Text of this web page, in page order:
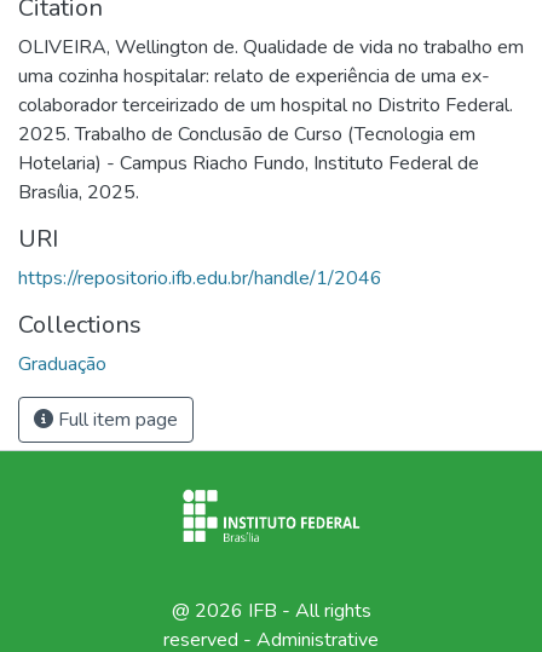
Citation
OLIVEIRA, Wellington de. Qualidade de vida no trabalho em
uma cozinha hospitalar: relato de experiência de uma ex-
colaborador terceirizado de um hospital no Distrito Federal.
2025. Trabalho de Conclusão de Curso (Tecnologia em
Hotelaria) - Campus Riacho Fundo, Instituto Federal de
Brasília, 2025.
URI
https://repositorio.ifb.edu.br/handle/1/2046
Collections
Graduação
Full item page
@ 2026 IFB - All rights
reserved - Administrative